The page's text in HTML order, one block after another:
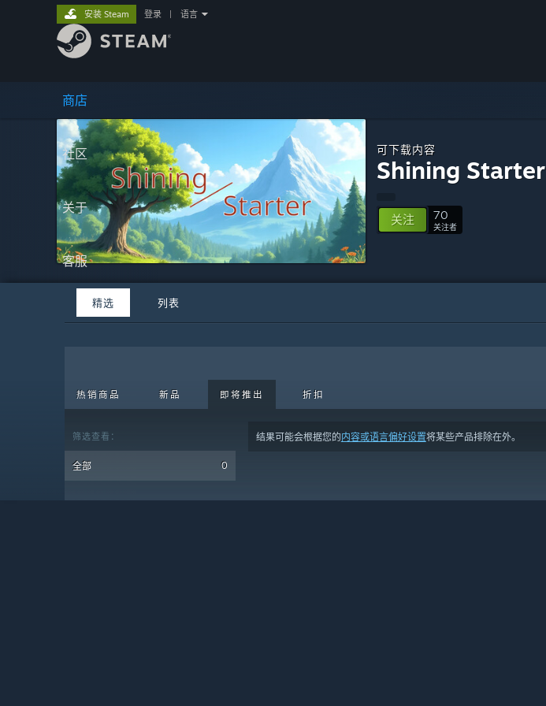
商店
社区
关于
客服
安装 Steam 登录 语言
可下载内容
Shining Starter
关注 70
关注者
精选 列表
热销商品 新品 即将推出 折扣
筛选查看：
全部 0
结果可能会根据您的内容或语言偏好设置将某些产品排除在外。